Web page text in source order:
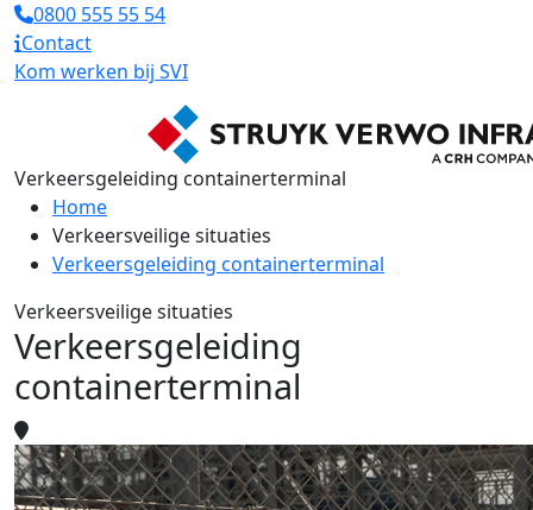
0800 555 55 54
Contact
Kom werken bij SVI
Verkeersgeleiding containerterminal
Home
Verkeersveilige situaties
Verkeersgeleiding containerterminal
Verkeersveilige situaties
Verkeersgeleiding
containerterminal